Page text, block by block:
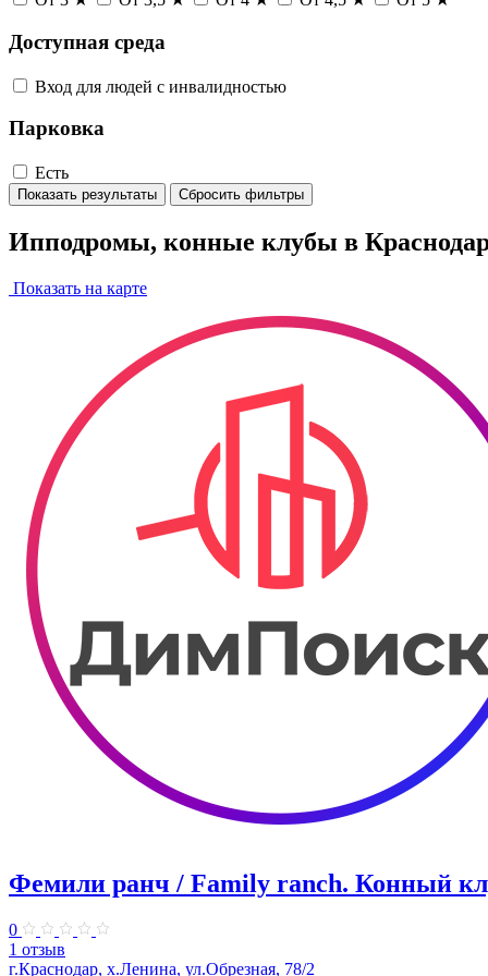
Доступная среда
Вход для людей с инвалидностью
Парковка
Есть
Показать результаты Сбросить фильтры
Ипподромы, конные клубы в
Показать на карте
Фемили ранч / Family ranch. Конный
0
1 отзыв
г.Краснодар, х.Ленина, ул.Обрезная, 78/2